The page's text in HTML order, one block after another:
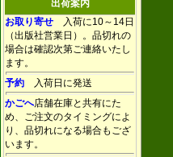
出荷案内
お取り寄せ 入荷に10～14日
（出版社営業日）。品切れの
場合は確認次第ご連絡いたし
ます。
予約 入荷日に発送
かごへ店舗在庫と共有にた
め、ご注文のタイミングによ
り、品切れになる場合もござ
います。